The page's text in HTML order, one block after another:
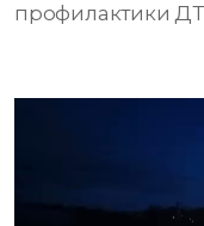
профилактики